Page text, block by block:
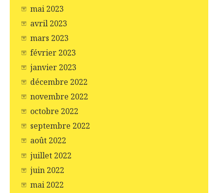
mai 2023
avril 2023
mars 2023
février 2023
janvier 2023
décembre 2022
novembre 2022
octobre 2022
septembre 2022
août 2022
juillet 2022
juin 2022
mai 2022